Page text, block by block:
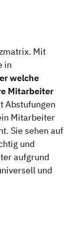
Mit
in
welche
Mitarbeiter
Abstufungen
Mitarbeiter
Sie sehen auf
und
aufgrund
und